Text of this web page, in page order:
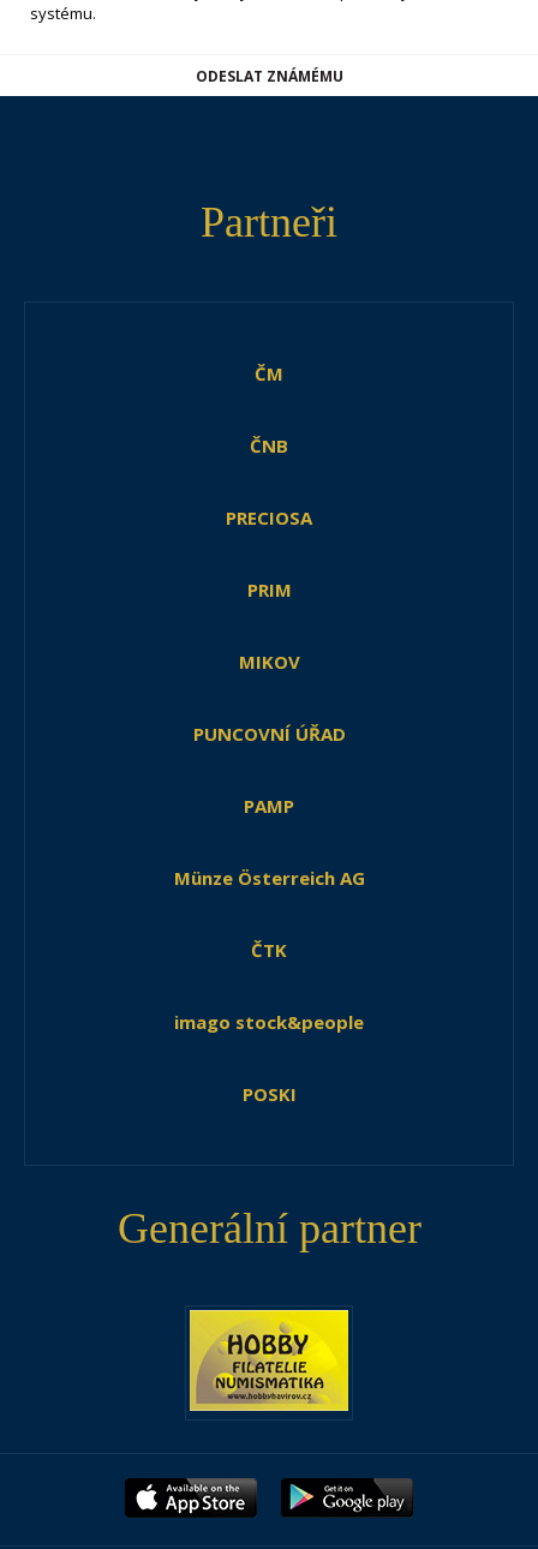
systému.
ODESLAT ZNÁMÉMU
Partneři
ČM
ČNB
PRECIOSA
PRIM
MIKOV
PUNCOVNÍ ÚŘAD
PAMP
Münze Österreich AG
ČTK
imago stock&people
POSKI
Generální partner